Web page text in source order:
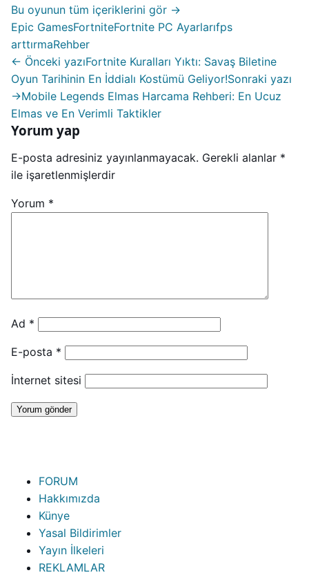
Bu oyunun tüm içeriklerini gör →
Epic GamesFortniteFortnite PC Ayarlarıfps
arttırmaRehber
← Önceki yazıFortnite Kuralları Yıktı: Savaş Biletine
Oyun Tarihinin En İddialı Kostümü Geliyor!Sonraki yazı
→Mobile Legends Elmas Harcama Rehberi: En Ucuz
Elmas ve En Verimli Taktikler
Yorum yap
E-posta adresiniz yayınlanmayacak. Gerekli alanlar *
ile işaretlenmişlerdir
Yorum *
Ad *
E-posta *
İnternet sitesi
FORUM
Hakkımızda
Künye
Yasal Bildirimler
Yayın İlkeleri
REKLAMLAR